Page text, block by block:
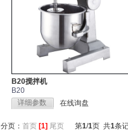
B20搅拌机
B20
详细参数
在线询盘
分页： 首页 [1] 尾页 第1/1页 共1条